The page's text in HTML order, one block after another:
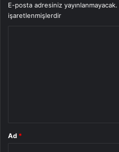
E-posta adresiniz yayınlanmayacak.
işaretlenmişlerdir
Ad *